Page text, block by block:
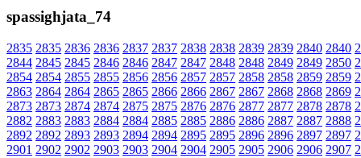
spassighjata_74
2835 2835 2836 2836 2837 2837 2838 2838 2839 2839 2840 2840
2844 2845 2845 2846 2846 2847 2847 2848 2848 2849 2849 2850
2854 2854 2855 2855 2856 2856 2857 2857 2858 2858 2859 2859
2863 2864 2864 2865 2865 2866 2866 2867 2867 2868 2868 2869
2873 2873 2874 2874 2875 2875 2876 2876 2877 2877 2878 2878
2882 2883 2883 2884 2884 2885 2885 2886 2886 2887 2887 2888
2892 2892 2893 2893 2894 2894 2895 2895 2896 2896 2897 2897
2901 2902 2902 2903 2903 2904 2904 2905 2905 2906 2906 2907